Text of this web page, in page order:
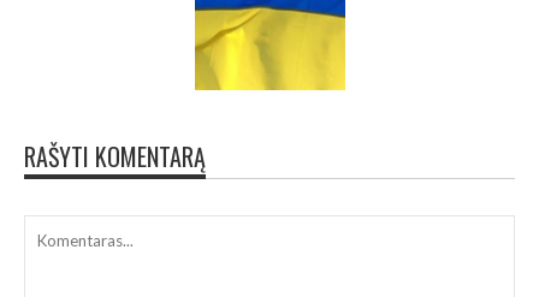
RAŠYTI KOMENTARĄ